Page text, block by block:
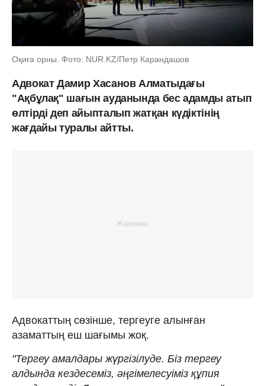
Оқиға орны. Фото: NUR.KZ/Петр Карандашов
Адвокат Дамир Хасанов Алматыдағы
"Ақбұлақ" шағын ауданында бес адамды атып
өлтірді деп айыпталып жатқан күдіктінің
жағдайы туралы айтты.
Адвокаттың сөзінше, тергеуге алынған
азаматтың еш шағымы жоқ.
"Тергеу амалдары жүргізілуде. Біз тергеу
алдында кездесеміз, әңгімелесуіміз құпия